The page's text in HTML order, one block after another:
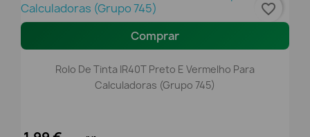
Comprar
Rolo De Tinta IR40T Preto E Vermelho Para
Calculadoras (Grupo 745)
favorite_border